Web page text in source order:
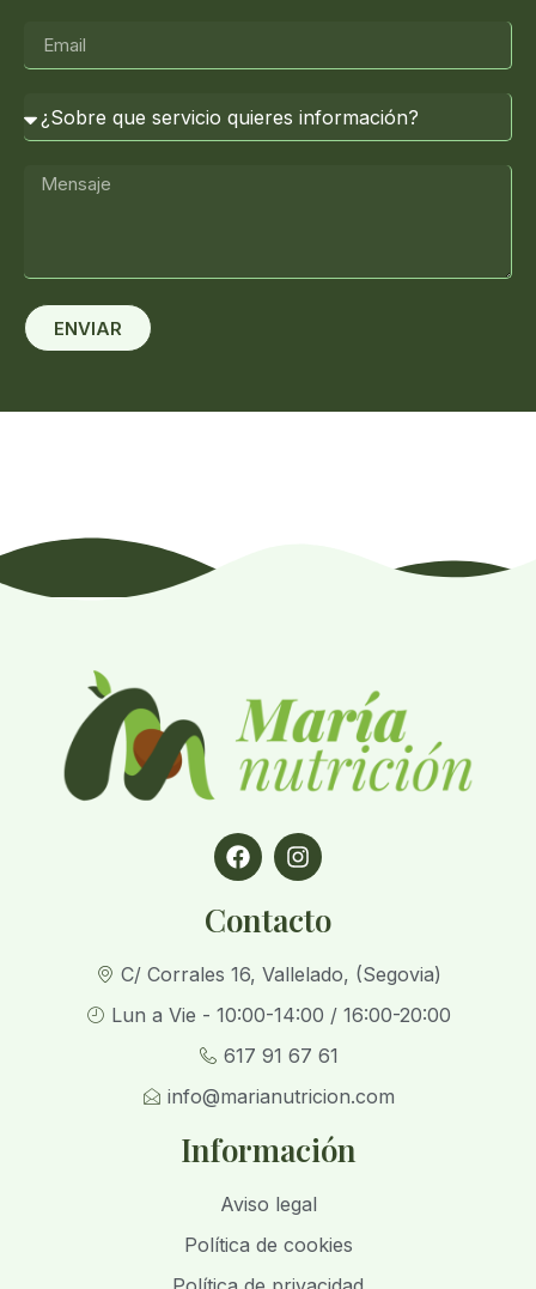
ENVIAR
Contacto
C/ Corrales 16, Vallelado, (Segovia)
Lun a Vie - 10:00-14:00 / 16:00-20:00
617 91 67 61
info@marianutricion.com
Información
Aviso legal
Política de cookies